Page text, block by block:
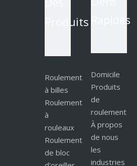
Produits
Roulement
à billes
Roulement
à
rouleaux
Roulement
de bloc
Rapides
Domicile
Produits
de
roulement
À propos
de nous
les
industries